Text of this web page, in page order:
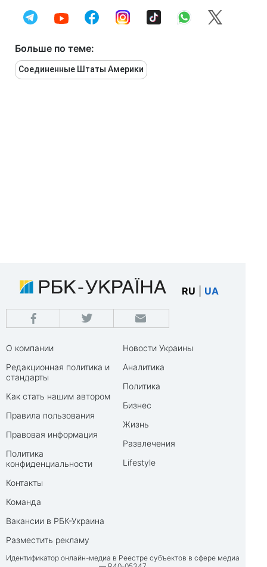
Больше по теме:
Соединенные Штаты Америки
RU UA
О компании
Редакционная политика и
стандарты
Как стать нашим автором
Правила пользования
Правовая информация
Политика
конфиденциальности
Контакты
Команда
Вакансии в РБК-Украина
Разместить рекламу
Новости Украины
Аналитика
Политика
Бизнес
Жизнь
Развлечения
Lifestyle
Идентификатор онлайн-медиа в Реестре субъектов в сфере медиа